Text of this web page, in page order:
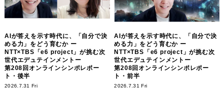
AIが答えを示す時代に、「自分で決
める力」をどう育むか ー
NTT×TBS「e6 project」が挑む次
世代エデュテインメントー
第208回オンラインシンポレポー
ト・後半
2026.7.31 Fri
AIが答えを示す時代に、「自分で決
める力」をどう育むか ー
NTT×TBS「e6 project」が挑む次
世代エデュテインメントー
第208回オンラインシンポレポー
ト・前半
2026.7.31 Fri